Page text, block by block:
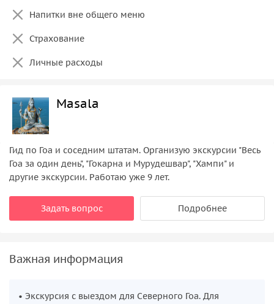
Напитки вне общего меню
Страхование
Личные расходы
Masala
Гид по Гоа и соседним штатам. Организую экскурсии "Весь
Гоа за один день", "Гокарна и Мурудешвар", "Хампи" и
другие экскурсии. Работаю уже 9 лет.
Задать вопрос Подробнее
Важная информация
• Экскурсия с выездом для Северного Гоа. Для